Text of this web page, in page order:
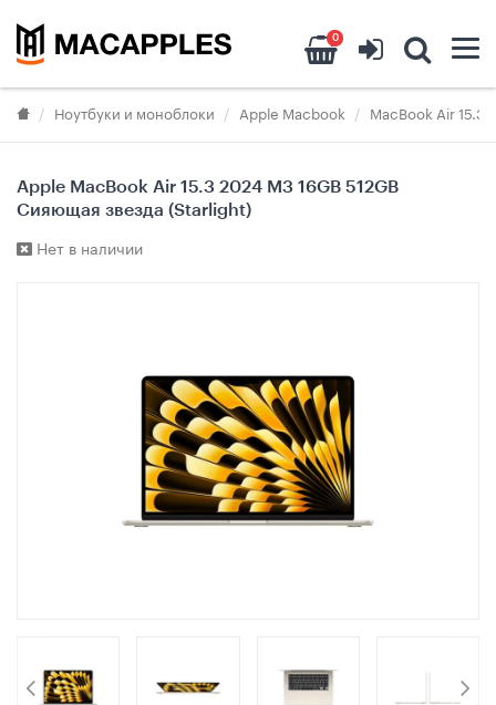
0
Ноутбуки и моноблоки Apple Macbook MacBook Air
Apple MacBook Air 15.3 2024 M3 16GB 512GB
Сияющая звезда (Starlight)
Нет в наличии